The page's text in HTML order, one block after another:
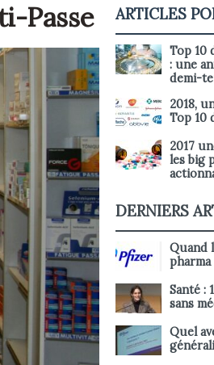
Passe ARTICLES
Top 10
: une
demi-
2018,
Top 10
2017
les big
DERNIERS
Quand
pharma
Santé :
sans
Quel